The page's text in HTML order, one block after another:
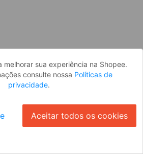
melhorar sua experiência na Shopee.
consulte nossa Políticas de
privacidade.
Aceitar todos os cookies